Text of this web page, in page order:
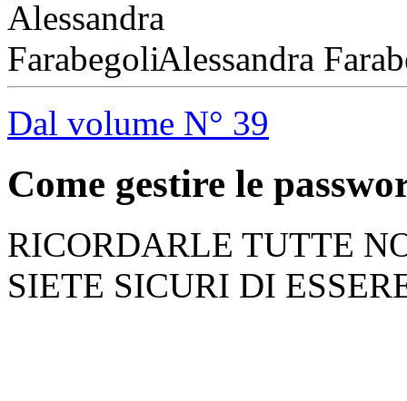
Alessandra
Dal volume N° 39
Come gestire le
RICORDARLE TUTTE
SIETE SICURI DI